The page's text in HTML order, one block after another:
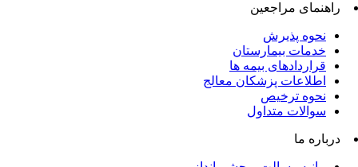
راهنمای مراجعین
نحوه پذیرش
خدمات بیمارستان
قراردادهای بیمه ها
اطلاعات پزشکان معالج
نحوه ترخیص
سوالات متداول
درباره ما